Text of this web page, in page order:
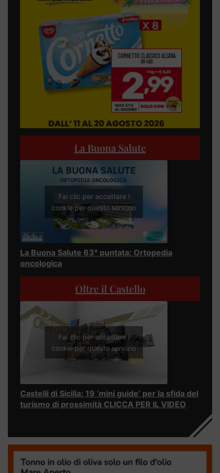
La Buona Salute
Fai clic per accettare i
cookie per questo servizio
La Buona Salute 63° puntata: Ortopedia
oncologica
Oltre il Castello
Fai clic per accettare i
cookie per questo servizio
Castelli di Sicilia: 19 ‘mini guide’ per la sfida del
turismo di prossimità CLICCA PER IL VIDEO